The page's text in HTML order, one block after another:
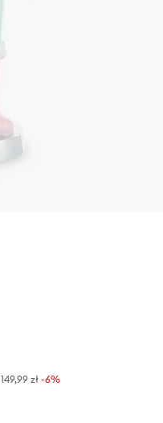
149,99 zł -6%